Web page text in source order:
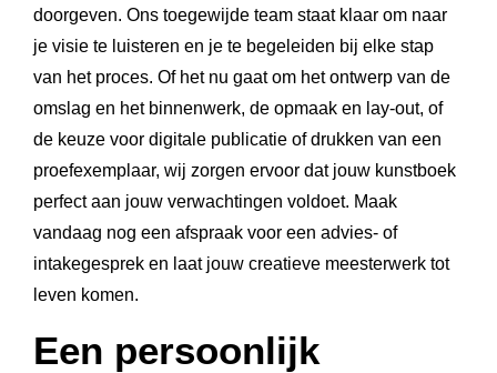
doorgeven. Ons toegewijde team staat klaar om naar
je visie te luisteren en je te begeleiden bij elke stap
van het proces. Of het nu gaat om het ontwerp van de
omslag en het binnenwerk, de opmaak en lay-out, of
de keuze voor digitale publicatie of drukken van een
proefexemplaar, wij zorgen ervoor dat jouw kunstboek
perfect aan jouw verwachtingen voldoet. Maak
vandaag nog een afspraak voor een advies- of
intakegesprek en laat jouw creatieve meesterwerk tot
leven komen.
Een persoonlijk